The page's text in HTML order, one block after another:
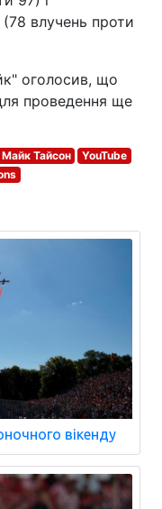
влучень проти
оголосив, що
проведення ще
Майк Тайсон
YouTube
вікенду